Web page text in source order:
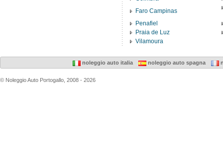
Faro Campinas
Penafiel
Praia de Luz
Vilamoura
noleggio auto italia noleggio auto spagna
© Noleggio Auto Portogallo, 2008 - 2026